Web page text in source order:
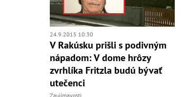
24.9.2015 10:30
V Rakúsku prišli s podivným
nápadom: V dome hrôzy
zvrhlíka Fritzla budú bývať
utečenci
Zaujímavosti